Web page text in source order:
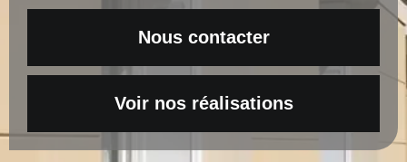
Nous contacter
Voir nos réalisations